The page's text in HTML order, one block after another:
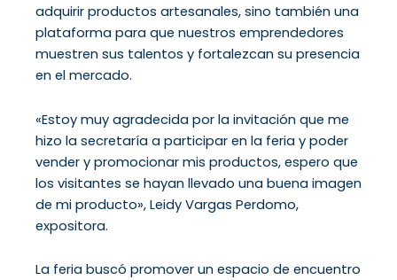
adquirir productos artesanales, sino también una
plataforma para que nuestros emprendedores
muestren sus talentos y fortalezcan su presencia
en el mercado.
«Estoy muy agradecida por la invitación que me
hizo la secretaría a participar en la feria y poder
vender y promocionar mis productos, espero que
los visitantes se hayan llevado una buena imagen
de mi producto», Leidy Vargas Perdomo,
expositora.
La feria buscó promover un espacio de encuentro